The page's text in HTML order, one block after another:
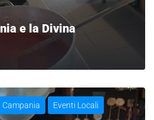
e la Divina
Campania Eventi Locali